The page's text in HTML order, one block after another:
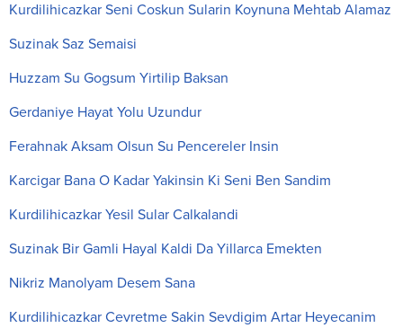
Kurdilihicazkar Seni Coskun Sularin Koynuna Mehtab Alamaz
Suzinak Saz Semaisi
Huzzam Su Gogsum Yirtilip Baksan
Gerdaniye Hayat Yolu Uzundur
Ferahnak Aksam Olsun Su Pencereler Insin
Karcigar Bana O Kadar Yakinsin Ki Seni Ben Sandim
Kurdilihicazkar Yesil Sular Calkalandi
Suzinak Bir Gamli Hayal Kaldi Da Yillarca Emekten
Nikriz Manolyam Desem Sana
Kurdilihicazkar Cevretme Sakin Sevdigim Artar Heyecanim